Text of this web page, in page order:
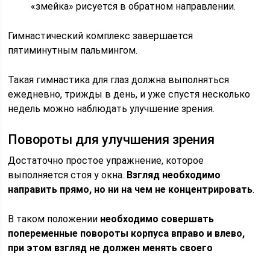
«змейка» рисуется в обратном направлении.
Гимнастический комплекс завершается
пятиминутным пальмингом.
Такая гимнастика для глаз должна выполняться
ежедневно, трижды в день, и уже спустя несколько
недель можно наблюдать улучшение зрения.
Повороты для улучшения зрения
Достаточно простое упражнение, которое
выполняется стоя у окна. Взгляд необходимо
направить прямо, но ни на чем не концентрировать.
В таком положении необходимо совершать
попеременные повороты корпуса вправо и влево,
при этом взгляд не должен менять своего